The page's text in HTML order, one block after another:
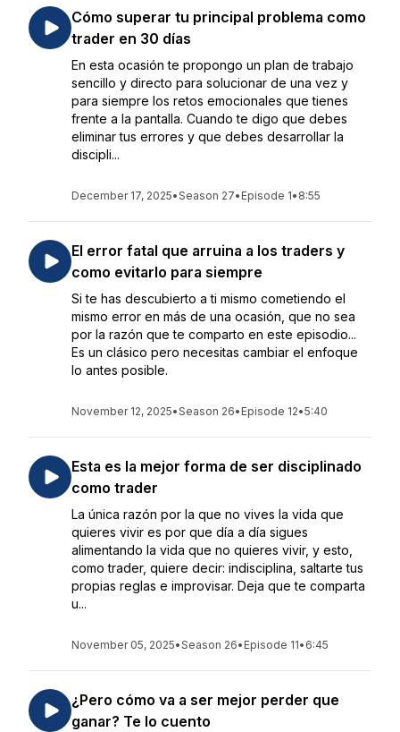
Cómo superar tu principal problema como
trader en 30 días
En esta ocasión te propongo un plan de trabajo
sencillo y directo para solucionar de una vez y
para siempre los retos emocionales que tienes
frente a la pantalla. Cuando te digo que debes
eliminar tus errores y que debes desarrollar la
discipli...
December 17, 2025•Season 27• Episode 1• 8:55
El error fatal que arruina a los traders y
como evitarlo para siempre
Si te has descubierto a ti mismo cometiendo el
mismo error en más de una ocasión, que no sea
por la razón que te comparto en este episodio...
Es un clásico pero necesitas cambiar el enfoque
lo antes posible.
November 12, 2025•Season 26• Episode 12•5:40
Esta es la mejor forma de ser disciplinado
como trader
La única razón por la que no vives la vida que
quieres vivir es por que día a día sigues
alimentando la vida que no quieres vivir, y esto,
como trader, quiere decir: indisciplina, saltarte tus
propias reglas e improvisar. Deja que te comparta
u...
November 05, 2025•Season 26• Episode 11• 6:45
¿Pero cómo va a ser mejor perder que
ganar? Te lo cuento